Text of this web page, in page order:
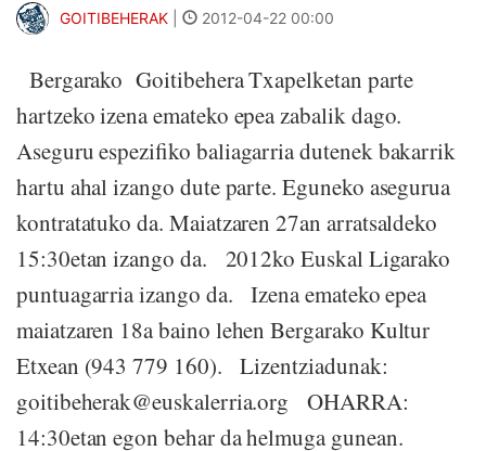
GOITIBEHERAK 2012-04-22 00:00
Bergarako Goitibehera Txapelketan parte
hartzeko izena emateko epea zabalik dago.
Aseguru espezifiko baliagarria dutenek bakarrik
hartu ahal izango dute parte. Eguneko asegurua
kontratatuko da. Maiatzaren 27an arratsaldeko
15:30etan izango da. 2012ko Euskal Ligarako
puntuagarria izango da. Izena emateko epea
maiatzaren 18a baino lehen Bergarako Kultur
Etxean (943 779 160). Lizentziadunak:
goitibeherak@euskalerria.org OHARRA:
14:30etan egon behar da helmuga gunean.